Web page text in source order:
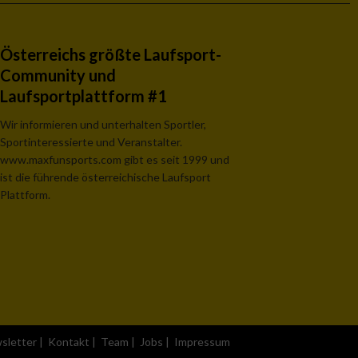
Österreichs größte Laufsport-
Community und
Laufsportplattform #1
Wir informieren und unterhalten Sportler,
Sportinteressierte und Veranstalter.
www.maxfunsports.com gibt es seit 1999 und
ist die führende österreichische Laufsport
Plattform.
| Kontakt | Team | Jobs | Impressum